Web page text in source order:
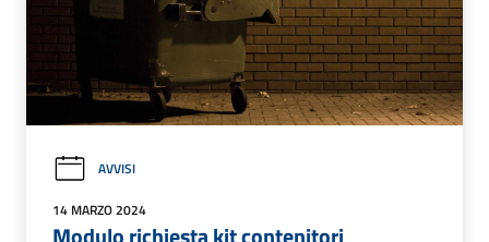
AVVISI
14 MARZO 2024